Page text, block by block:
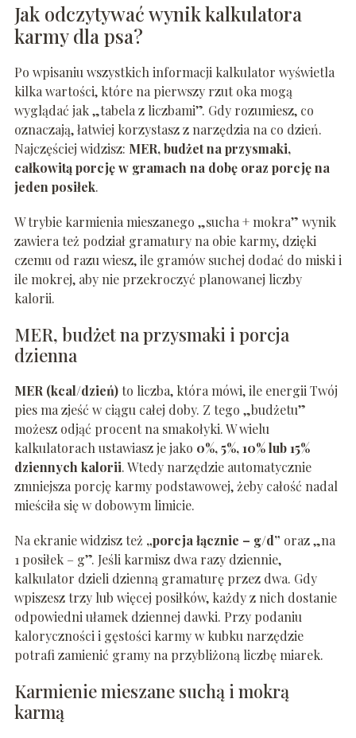
Jak odczytywać wynik kalkulatora
karmy dla psa?
Po wpisaniu wszystkich informacji kalkulator wyświetla
kilka wartości, które na pierwszy rzut oka mogą
wyglądać jak „tabela z liczbami”. Gdy rozumiesz, co
oznaczają, łatwiej korzystasz z narzędzia na co dzień.
Najczęściej widzisz: MER, budżet na przysmaki,
całkowitą porcję w gramach na dobę oraz porcję na
jeden posiłek.
W trybie karmienia mieszanego „sucha + mokra” wynik
zawiera też podział gramatury na obie karmy, dzięki
czemu od razu wiesz, ile gramów suchej dodać do miski i
ile mokrej, aby nie przekroczyć planowanej liczby
kalorii.
MER, budżet na przysmaki i porcja
dzienna
MER (kcal/dzień)to liczba, która mówi, ile energii Twój
pies ma zjeść w ciągu całej doby. Z tego „budżetu”
możesz odjąć procent na smakołyki. W wielu
kalkulatorach ustawiasz je jako 0%, 5%, 10% lub 15%
dziennych kalorii. Wtedy narzędzie automatycznie
zmniejsza porcję karmy podstawowej, żeby całość nadal
mieściła się w dobowym limicie.
Na ekranie widzisz też „porcja łącznie – g/d” oraz „na
1 posiłek – g”. Jeśli karmisz dwa razy dziennie,
kalkulator dzieli dzienną gramaturę przez dwa. Gdy
wpiszesz trzy lub więcej posiłków, każdy z nich dostanie
odpowiedni ułamek dziennej dawki. Przy podaniu
kaloryczności i gęstości karmy w kubku narzędzie
potrafi zamienić gramy na przybliżoną liczbę miarek.
Karmienie mieszane suchą i mokrą
karmą